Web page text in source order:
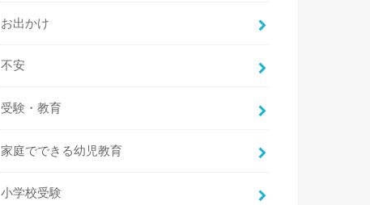
お出かけ
不安
受験・教育
家庭でできる幼児教育
小学校受験